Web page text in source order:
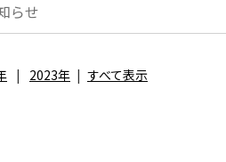
らせ
2023年 すべて表示